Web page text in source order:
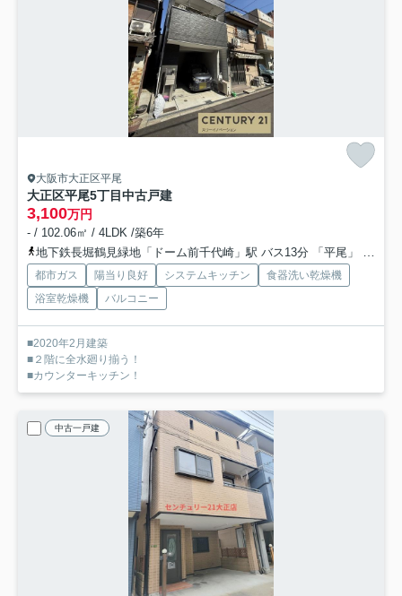
大阪市大正区平尾
大正区平尾5丁目中古戸建
3,100万円
- / 102.06㎡ / 4LDK /築6年
地下鉄長堀鶴見緑地「ドーム前千代崎」駅 バス13分 「平尾」 停歩2分
都市ガス 陽当り良好 システムキッチン
食器洗い乾燥機
浴室乾燥機
バルコニー
■2020年2月建築
■２階に全水廻り揃う！
■カウンターキッチン！
中古一戸建